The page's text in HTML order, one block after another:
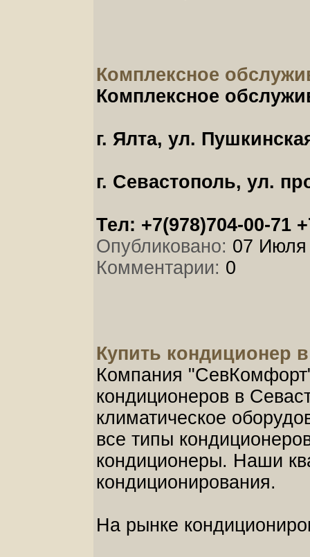
Комплексное
Комплексное
г. Ялта, ул.
г. Севастополь, ул.
Тел: +7(978)704-00-71
Опубликовано: 07 Июля
Комментарии: 0
Купить кондиционер
Компания
кондиционеров в
климатическое
все типы
кондиционеры. Наши
кондиционирования.
На рынке